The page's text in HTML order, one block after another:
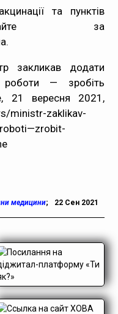
та пунктів
за
.
закликав додати
— зробіть
21 вересня 2021,
ministr-zaklikav-
медицини; 22 Сен 2021